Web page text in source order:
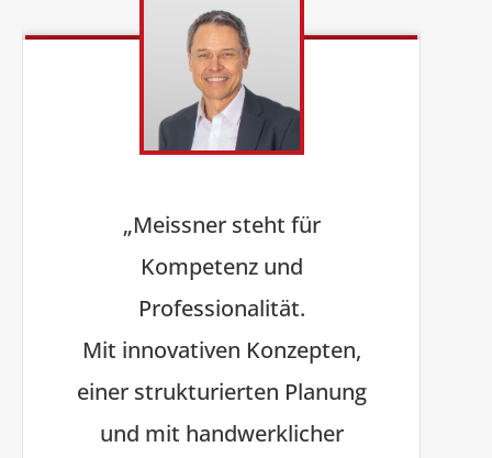
„Meissner steht für
Kompetenz und
Professionalität.
Mit innovativen Konzepten,
einer strukturierten Planung
und mit handwerklicher